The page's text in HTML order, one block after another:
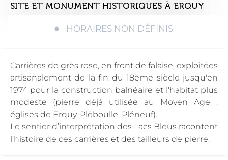
SITE ET MONUMENT HISTORIQUES À ERQUY
HORAIRES NON DÉFINIS
Carrières de grès rose, en front de falaise, exploitées
artisanalement de la fin du 18ème siècle jusqu'en
1974 pour la construction balnéaire et l'habitat plus
modeste (pierre déjà utilisée au Moyen Age :
églises de Erquy, Pléboulle, Pléneuf).
Le sentier d’interprétation des Lacs Bleus racontent
l’histoire de ces carrières et des tailleurs de pierre.